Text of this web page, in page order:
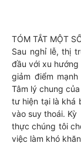
TÓM TẮT MỘT
Sau nghỉ lễ, thị
đầu với xu hướng
giảm điểm
Tâm lý chung
tư hiện tại là khá
vào suy thoái. Kỳ
thực chúng tôi
việc làm khó khăn